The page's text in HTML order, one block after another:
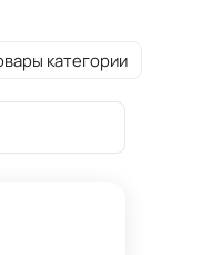
категории